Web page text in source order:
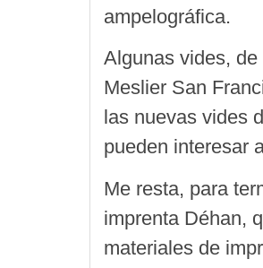
ampelográfica.
Algunas vides,
Meslier San
las nuevas vides
pueden interesar
Me resta, para
imprenta Déhan,
materiales de